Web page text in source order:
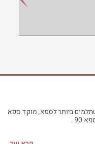
ביותר לספא, מוקד ספא
.